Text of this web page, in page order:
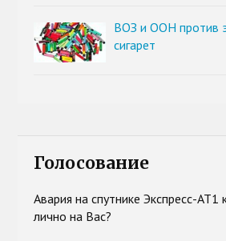
ВОЗ и ООН против
сигарет
Голосование
Авария на спутнике Экспресс-АТ1
лично на Вас?